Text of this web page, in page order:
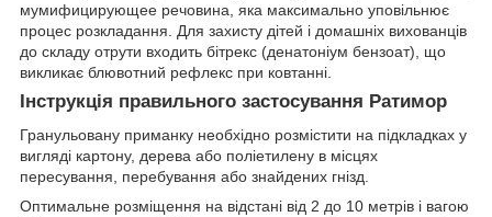
мумифицирующее речовина, яка максимально уповільнює
процес розкладання. Для захисту дітей і домашніх вихованців
до складу отрути входить бітрекс (денатоніум бензоат), що
викликає блювотний рефлекс при ковтанні.
Інструкція правильного застосування Ратимор
Гранульовану приманку необхідно розмістити на підкладках у
вигляді картону, дерева або поліетилену в місцях
пересування, перебування або знайдених гнізд.
Оптимальне розміщення на відстані від 2 до 10 метрів і вагою